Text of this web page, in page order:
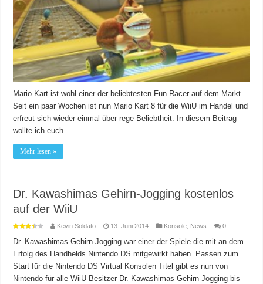
Mario Kart ist wohl einer der beliebtesten Fun Racer auf dem Markt.
Seit ein paar Wochen ist nun Mario Kart 8 für die WiiU im Handel und
erfreut sich wieder einmal über rege Beliebtheit. In diesem Beitrag
wollte ich euch …
Mehr lesen »
Dr. Kawashimas Gehirn-Jogging kostenlos
auf der WiiU
Kevin Soldato 13. Juni 2014 Konsole News 0
Dr. Kawashimas Gehirn-Jogging war einer der Spiele die mit an dem
Erfolg des Handhelds Nintendo DS mitgewirkt haben. Passen zum
Start für die Nintendo DS Virtual Konsolen Titel gibt es nun von
Nintendo für alle WiiU Besitzer Dr. Kawashimas Gehirn-Jogging bis